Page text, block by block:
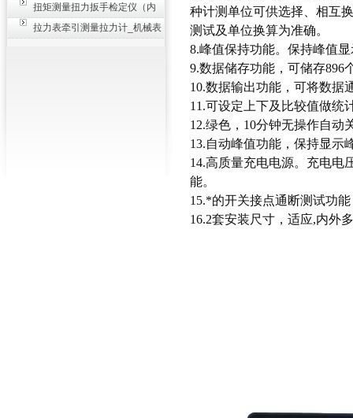
_3500牛米扭力倍力器仪
扭矩测量扭力扳手检定仪（内
置打印） 扭矩检验仪器
拉力表牵引测量拉力计_机械表
种计测单位可供选择、相互
测试及单位换算为准确。
8.峰值保持功能。保持峰值
9.数据储存功能，可储存896
10.数据输出功能，可将数据
11.可设定上下及比较值做统
12.绿色，10分钟无操作自动
13.自动峰值功能，保持显示
14.高质量充电电源。充电电
能。
15.*的开关接点通断测试功
16.2套安装尺寸，适应,内外